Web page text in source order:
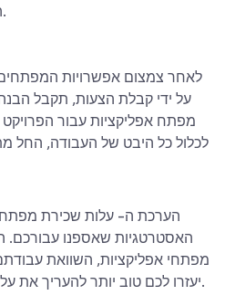
הדורשים עדכונים שוטפים.
לאחר צמצום אפשרויות
על ידי קבלת הצעות, תקבל
מפתח אפליקציות עבור
לכלול כל היבט של העבודה, החל
הערכת ה- עלות שכירת מפתח
האסטרטגיות שאספנו עבורכם.
מפתחי אפליקציות, השוואת
יעזרו לכם טוב יותר להעריך את .